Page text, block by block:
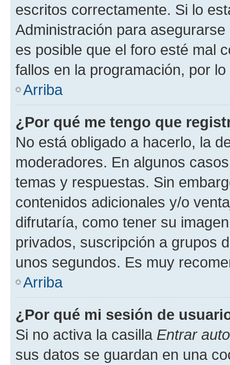
escritos correctamente. Si lo
Administración para
es posible que el foro esté mal
fallos en la programación, por
Arriba
¿Por qué me tengo que
No está obligado a hacerlo, la
moderadores. En algunos
temas y respuestas. Sin
contenidos adicionales y/o
difrutaría, como tener su
privados, suscripción a grupos
unos segundos. Es muy
Arriba
¿Por qué mi sesión de
Si no activa la casilla Entrar
sus datos se guardan en una